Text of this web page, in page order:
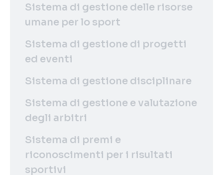
Sistema di gestione delle risorse
umane per lo sport
Sistema di gestione di progetti
ed eventi
Sistema di gestione disciplinare
Sistema di gestione e valutazione
degli arbitri
Sistema di premi e
riconoscimenti per i risultati
sportivi